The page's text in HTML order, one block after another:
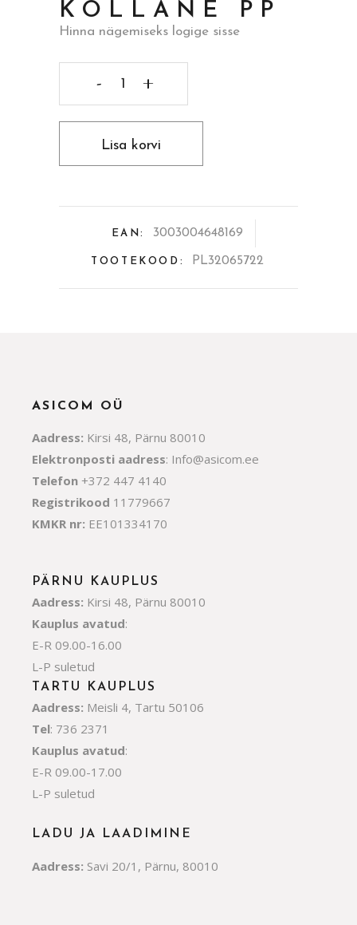
KOLLANE PP
Hinna nägemiseks logige sisse
Lisa korvi
EAN: 3003004648169
TOOTEKOOD: PL32065722
ASICOM OÜ
Aadress: Kirsi 48, Pärnu 80010
Elektronposti aadress: Info@asicom.ee
Telefon +372 447 4140
Registrikood 11779667
KMKR nr: EE101334170
PÄRNU KAUPLUS
Aadress: Kirsi 48, Pärnu 80010
Kauplus avatud:
E-R 09.00-16.00
L-P suletud
TARTU KAUPLUS
Aadress: Meisli 4, Tartu 50106
Tel: 736 2371
Kauplus avatud:
E-R 09.00-17.00
L-P suletud
LADU JA LAADIMINE
Aadress: Savi 20/1, Pärnu, 80010